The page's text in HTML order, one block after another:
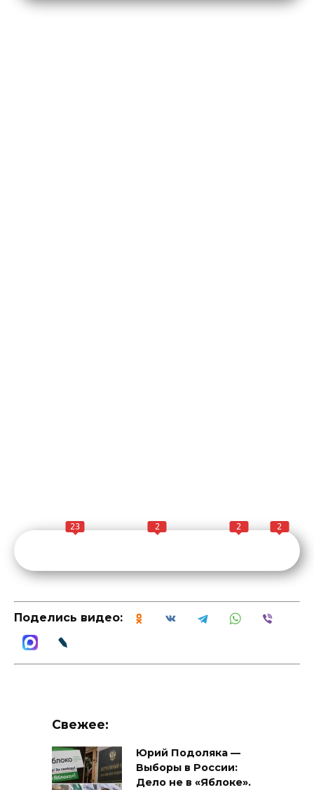
23 2 2 2
Поделись видео:
Свежее:
Юрий Подоляка —
Выборы в России:
Дело не в «Яблоке».